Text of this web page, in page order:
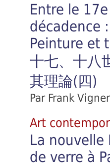
Entre le
décadence :
Peinture et
十七、十八
其理論(四)
Par Frank
Art
La nouvelle
de verre à